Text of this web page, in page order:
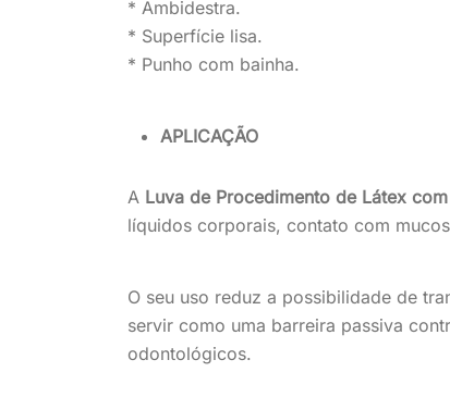
* Ambidestra.
* Superfície lisa.
* Punho com bainha.
APLICAÇÃO
A Luva de Procedimento de Látex
líquidos corporais, contato com
O seu uso reduz a possibilidade de
servir como uma barreira passiva
odontológicos.